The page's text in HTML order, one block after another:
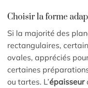
Choisir la forme
Si la majorité des
rectangulaires,
ovales, appréciés
certaines
ou tartes. L’épaisseur